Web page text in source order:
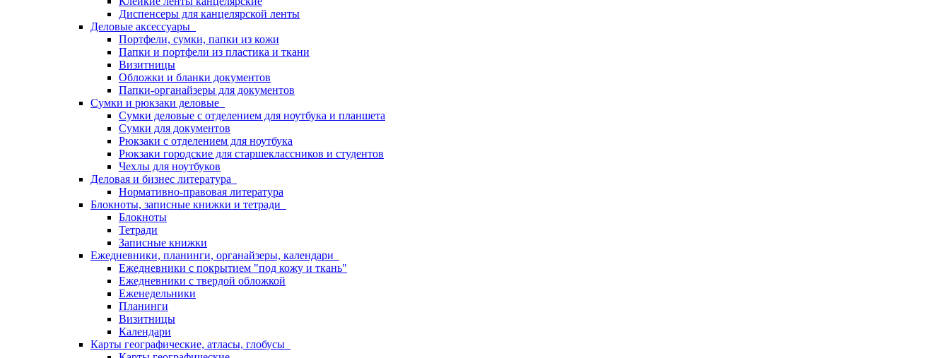
Диспенсеры для канцелярской ленты
Деловые аксессуары
Портфели, сумки, папки из кожи
Папки и портфели из пластика и ткани
Визитницы
Обложки и бланки документов
Папки-органайзеры для документов
Сумки и рюкзаки деловые
Сумки деловые с отделением для ноутбука и планшета
Сумки для документов
Рюкзаки с отделением для ноутбука
Рюкзаки городские для старшеклассников и студентов
Чехлы для ноутбуков
Деловая и бизнес литература
Нормативно-правовая литература
Блокноты, записные книжки и тетради
Блокноты
Тетради
Записные книжки
Ежедневники, планинги, органайзеры, календари
Ежедневники с покрытием "под кожу и ткань"
Ежедневники с твердой обложкой
Еженедельники
Планинги
Визитницы
Календари
Карты географические, атласы, глобусы